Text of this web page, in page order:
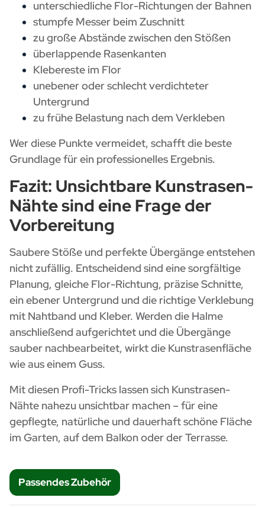
unterschiedliche Flor-Richtungen der Bahnen
stumpfe Messer beim Zuschnitt
zu große Abstände zwischen den Stößen
überlappende Rasenkanten
Klebereste im Flor
unebener oder schlecht verdichteter
Untergrund
zu frühe Belastung nach dem Verkleben
Wer diese Punkte vermeidet, schafft die beste
Grundlage für ein professionelles Ergebnis.
Fazit: Unsichtbare Kunstrasen-
Nähte sind eine Frage der
Vorbereitung
Saubere Stöße und perfekte Übergänge entstehen
nicht zufällig. Entscheidend sind eine sorgfältige
Planung, gleiche Flor-Richtung, präzise Schnitte,
ein ebener Untergrund und die richtige Verklebung
mit Nahtband und Kleber. Werden die Halme
anschließend aufgerichtet und die Übergänge
sauber nachbearbeitet, wirkt die Kunstrasenfläche
wie aus einem Guss.
Mit diesen Profi-Tricks lassen sich Kunstrasen-
Nähte nahezu unsichtbar machen – für eine
gepflegte, natürliche und dauerhaft schöne Fläche
im Garten, auf dem Balkon oder der Terrasse.
Passendes Zubehör